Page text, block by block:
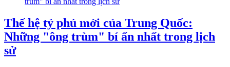
Thế hệ tỷ phú mới của Trung Quốc:
Những "ông trùm" bí ẩn nhất trong lịch
sử